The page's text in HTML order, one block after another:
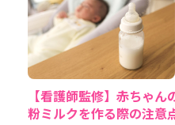
【看護師監修】赤ちゃん
粉ミルクを作る際の注意